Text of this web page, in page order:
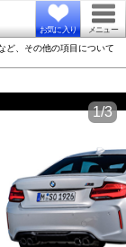
お気に入り メニュー
ど、その他の項目について
1/3